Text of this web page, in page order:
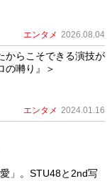
エンタメ 2026.08.04
からこそできる演技が
の囀り』＞
エンタメ 2024.01.16
」。STU48と2nd写